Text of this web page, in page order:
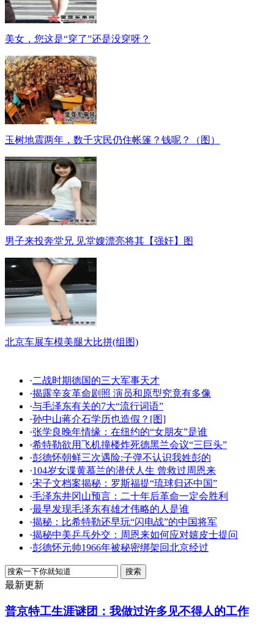
美女，您这是“穿了”还是没穿呀？
玉树地震两年，数千灾民仍住帐篷？钱呢？（图）
男子来投奔堂兄 见堂嫂漂亮将其【强奸】图
北京车展车模美腿大比拼(组图)
·二战时期德国的三大军事天才
·揭露辛亥革命剧照 演员和原型究竟有多像
·与毛泽东有关的7大“流行词语”
·孙中山蒋介石学历也造假？[图]
·张学良晚年情缘：在纽约的“女朋友”是谁
·希特勒欲用飞机撞楼炸死德黑兰会议“三巨头”
·彭德怀朝鲜三次遇险:子弹不认识我姓彭的
·104岁女谍黄慕兰的潜伏人生 曾救过周恩来
·宋子文档案揭秘：罗斯福提“琉球归还中国”
·毛泽东井冈山预言：二十年后革命一定会胜利
·最早发现毛泽东有雄才伟略的人是谁
·揭秘：比希特勒还早玩“闪电战”的中国将军
·揭秘中美乒乓外交：周恩来如何应对嬉皮士提问
·彭德怀元帅1966年被秘密绑架回北京经过
最新更新
普京特工生涯谜团：我做过许多见不得人的工作